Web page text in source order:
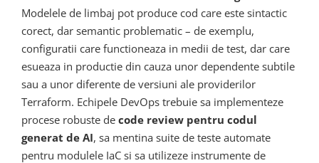
Modelele de limbaj pot produce cod care este sintactic
corect, dar semantic problematic – de exemplu,
configuratii care functioneaza in medii de test, dar care
esueaza in productie din cauza unor dependente subtile
sau a unor diferente de versiuni ale providerilor
Terraform. Echipele DevOps trebuie sa implementeze
procese robuste de code review pentru codul
generat de AI, sa mentina suite de teste automate
pentru modulele IaC si sa utilizeze instrumente de